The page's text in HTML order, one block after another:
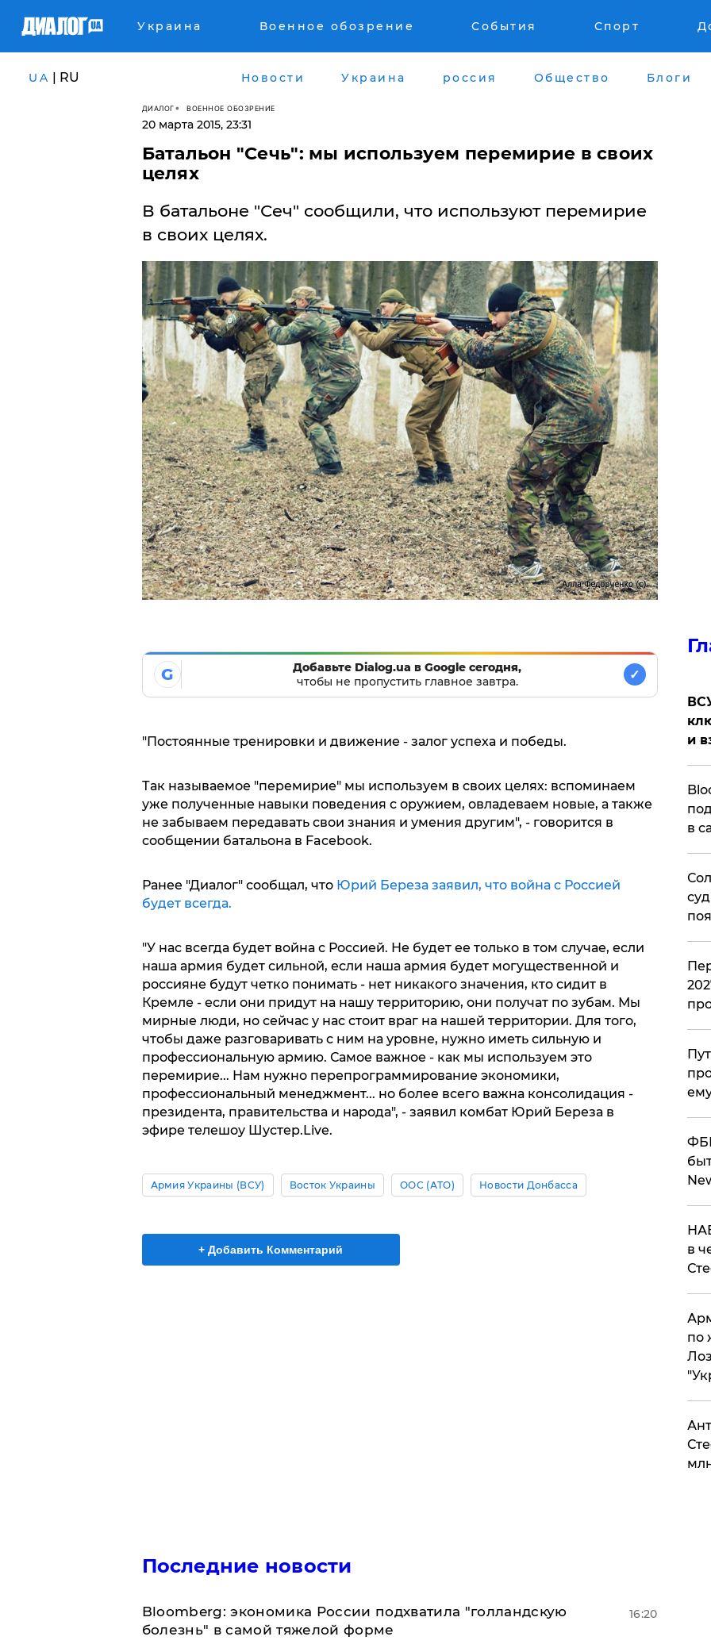
Украина Военное обозрение События Спорт
UA | RU Новости Украина россия Общество Блоги
ДИАЛОГ ВОЕННОЕ ОБОЗРЕНИЕ
20 марта 2015, 23:31
Батальон "Сечь": мы используем перемирие в своих
целях
В батальоне "Сеч" сообщили, что используют перемирие
в своих целях.
G
Добавьте Dialog.ua в Google сегодня,
чтобы не пропустить главное завтра.
✓
"Постоянные тренировки и движение - залог успеха и победы.
Так называемое "перемирие" мы используем в своих целях: вспоминаем
уже полученные навыки поведения с оружием, овладеваем новые, а также
не забываем передавать свои знания и умения другим", - говорится в
сообщении батальона в Facebook.
Ранее "Диалог" сообщал, чтоЮрий Береза заявил, что война с Россией
будет всегда.
"У нас всегда будет война с Россией. Не будет ее только в том случае, если
наша армия будет сильной, если наша армия будет могущественной и
россияне будут четко понимать - нет никакого значения, кто сидит в
Кремле - если они придут на нашу территорию, они получат по зубам. Мы
мирные люди, но сейчас у нас стоит враг на нашей территории. Для того,
чтобы даже разговаривать с ним на уровне, нужно иметь сильную и
профессиональную армию. Самое важное - как мы используем это
перемирие... Нам нужно перепрограммирование экономики,
профессиональный менеджмент... но более всего важна консолидация -
президента, правительства и народа", - заявил комбат Юрий Береза в
эфире телешоу Шустер.Live.
Армия Украины (ВСУ) Восток Украины ООС (АТО) Новости Донбасса
+ Добавить Комментарий
Последние новости
Bloomberg: экономика России подхватила "голландскую
болезнь" в самой тяжелой форме
16:20
и
в
в
по